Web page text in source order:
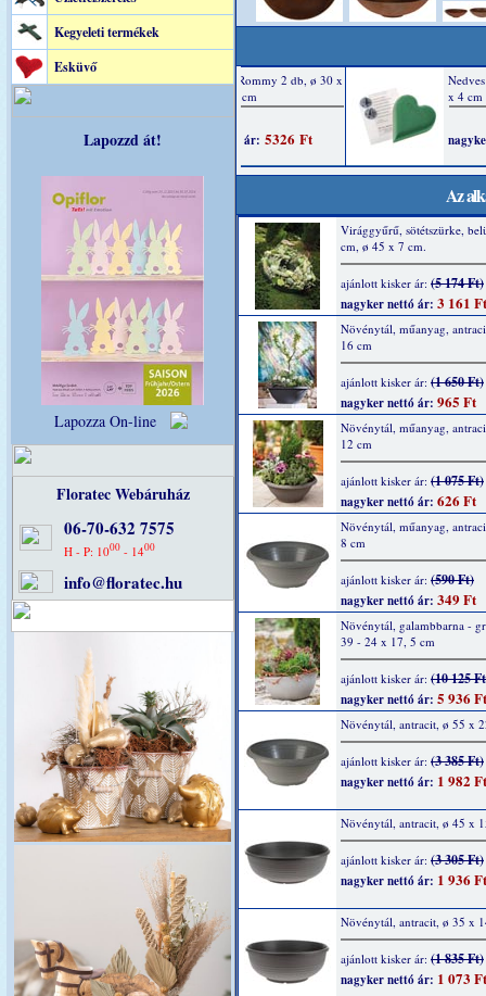
Kegyeleti termékek
Esküvő
Lapozzd át!
Lapozza On-line
Floratec Webáruház
06-70-632 7575
H - P: 1000- 1400
info@floratec.hu
Az
Virággyűrű, sötétszürke,
cm, ø 45 x 7 cm.
ajánlott kisker ár: (5 174 Ft)
nagyker nettó ár: 3 161 Ft
Növénytál, műanyag,
16 cm
ajánlott kisker ár: (1 650 Ft)
nagyker nettó ár: 965 Ft
Növénytál, műanyag,
12 cm
ajánlott kisker ár: (1 075 Ft)
nagyker nettó ár: 626 Ft
Növénytál, műanyag,
8 cm
ajánlott kisker ár: (590 Ft)
nagyker nettó ár: 349 Ft
Növénytál, galambbarna -
39 - 24 x 17, 5 cm
ajánlott kisker ár: (10 125
nagyker nettó ár: 5 936 Ft
Növénytál, antracit, ø 55 x
ajánlott kisker ár: (3 385 Ft)
nagyker nettó ár: 1 982 Ft
Növénytál, antracit, ø 45 x
ajánlott kisker ár: (3 305 Ft)
nagyker nettó ár: 1 936 Ft
Növénytál, antracit, ø 35 x
ajánlott kisker ár: (1 835 Ft)
nagyker nettó ár: 1 073 Ft